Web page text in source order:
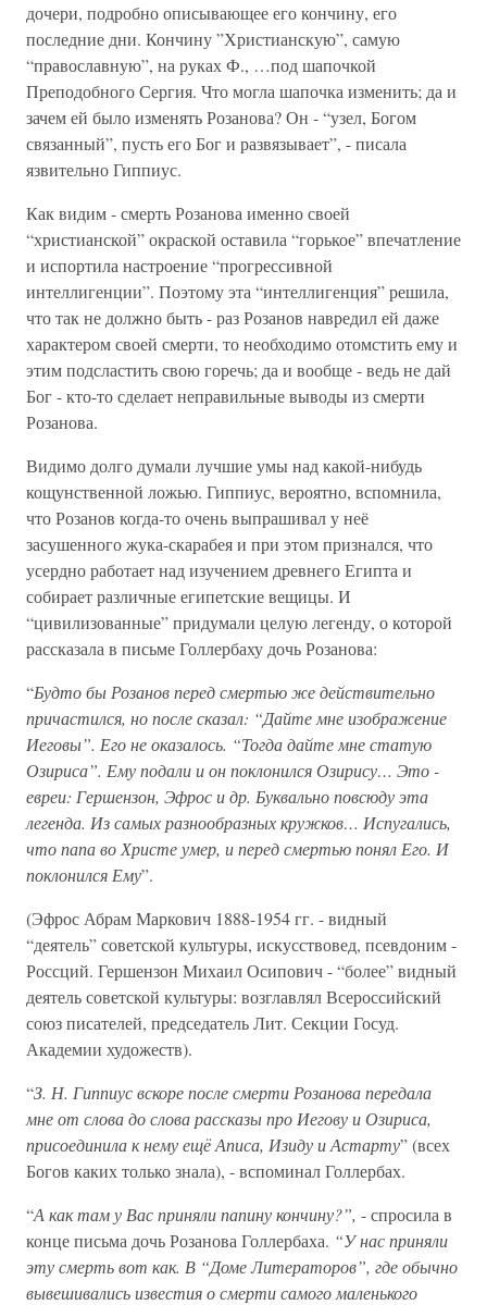
дочери, подробно описывающее его кончину, его
последние дни. Кончину ”Христианскую”, самую
“православную”, на руках Ф., …под шапочкой
Преподобного Сергия. Что могла шапочка изменить; да и
зачем ей было изменять Розанова? Он - “узел, Богом
связанный”, пусть его Бог и развязывает”, - писала
язвительно Гиппиус.
Как видим - смерть Розанова именно своей
“христианской” окраской оставила “горькое” впечатление
и испортила настроение “прогрессивной
интеллигенции”. Поэтому эта “интеллигенция” решила,
что так не должно быть - раз Розанов навредил ей даже
характером своей смерти, то необходимо отомстить ему и
этим подсластить свою горечь; да и вообще - ведь не дай
Бог - кто-то сделает неправильные выводы из смерти
Розанова.
Видимо долго думали лучшие умы над какой-нибудь
кощунственной ложью. Гиппиус, вероятно, вспомнила,
что Розанов когда-то очень выпрашивал у неё
засушенного жука-скарабея и при этом признался, что
усердно работает над изучением древнего Египта и
собирает различные египетские вещицы. И
“цивилизованные” придумали целую легенду, о которой
рассказала в письме Голлербаху дочь Розанова:
“Будто бы Розанов перед смертью же действительно
причастился, но после сказал: “Дайте мне изображение
Иеговы”. Его не оказалось. “Тогда дайте мне статую
Озириса”. Ему подали и он поклонился Озирису… Это -
евреи: Гершензон, Эфрос и др. Буквально повсюду эта
легенда. Из самых разнообразных кружков… Испугались,
что папа во Христе умер, и перед смертью понял Его. И
поклонился Ему”.
(Эфрос Абрам Маркович 1888-1954 гг. - видный
“деятель” советской культуры, искусствовед, псевдоним -
Россций. Гершензон Михаил Осипович - “более” видный
деятель советской культуры: возглавлял Всероссийский
союз писателей, председатель Лит. Секции Госуд.
Академии художеств).
“З. Н. Гиппиус вскоре после смерти Розанова передала
мне от слова до слова рассказы про Иегову и Озириса,
присоединила к нему ещё Аписа, Изиду и Астарту” (всех
Богов каких только знала), - вспоминал Голлербах.
“А как там у Вас приняли папину кончину?”, - спросила в
конце письма дочь Розанова Голлербаха. “У нас приняли
эту смерть вот как. В “Доме Литераторов”, где обычно
вывешивались известия о смерти самого маленького